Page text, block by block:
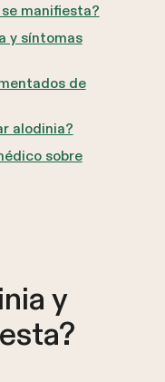
manifiesta?
y síntomas
de
alodinia?
sobre
y